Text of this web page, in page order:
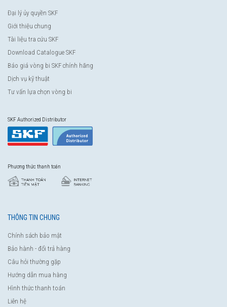
Đại lý ủy quyền SKF
Giới thiệu chung
Tài liệu tra cứu SKF
Download Catalogue SKF
Báo giá vòng bi SKF chính hãng
Dịch vụ kỹ thuật
Tư vấn lựa chọn vòng bi
SKF Authorized Distributor
Phương thức thanh toán
THÔNG TIN CHUNG
Chính sách bảo mật
Bảo hành - đổi trả hàng
Câu hỏi thường gặp
Hướng dẫn mua hàng
Hình thức thanh toán
Liên hệ